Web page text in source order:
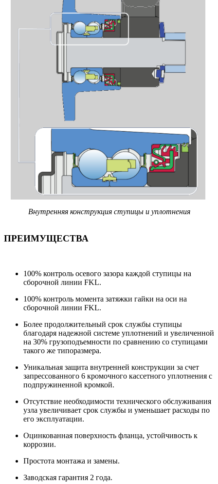
Внутренняя конструкция ступицы и уплотнения
ПРЕИМУЩЕСТВА
100% контроль осевого зазора каждой ступицы на
сборочной линии FKL.
100% контроль момента затяжки гайки на оси на
сборочной линии FKL.
Более продолжительный срок службы ступицы
благодаря надежной системе уплотнений и увеличенной
на 30% грузоподъемности по сравнению со ступицами
такого же типоразмера.
Уникальная защита внутренней конструкции за счет
запрессованного 6 кромочного кассетного уплотнения с
подпружиненной кромкой.
Отсутствие необходимости технического обслуживания
узла увеличивает срок службы и уменьшает расходы по
его эксплуатации.
Оцинкованная поверхность фланца, устойчивость к
коррозии.
Простота монтажа и замены.
Заводская гарантия 2 года.